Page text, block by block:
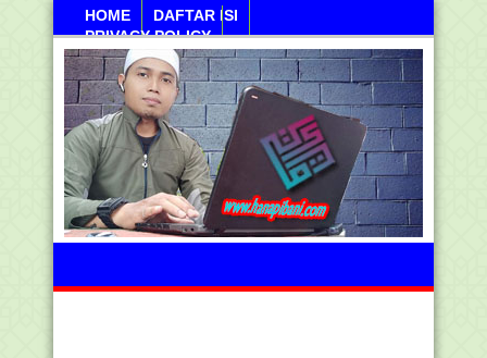
HOME
DAFTAR ISI
PRIVACY POLICY
Sabtu, 08 Agustus 2026